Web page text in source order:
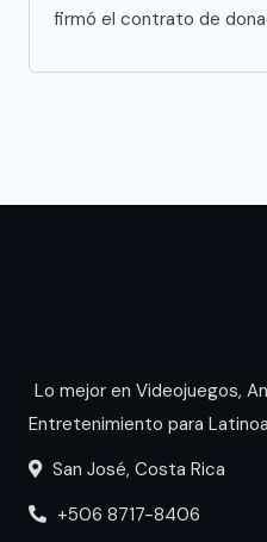
firmó el contrato de
Lo mejor en Videojuegos,
Entretenimiento para
San José, Costa Rica
+506 8717-8406